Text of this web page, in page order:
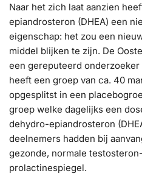
Naar het zich laat aanzien
epiandrosteron (DHEA) een
eigenschap: het zou een
middel blijken te zijn. De
een gereputeerd
heeft een groep van ca. 40
opgesplitst in een
groep welke dagelijks een
dehydro-epiandrosteron
deelnemers hadden bij
gezonde, normale
prolactinespiegel.